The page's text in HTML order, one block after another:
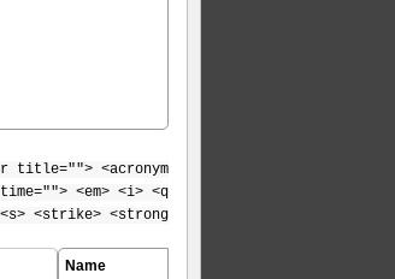
title=""> <acronym
<em> <i> <q
<strike> <strong>
Name